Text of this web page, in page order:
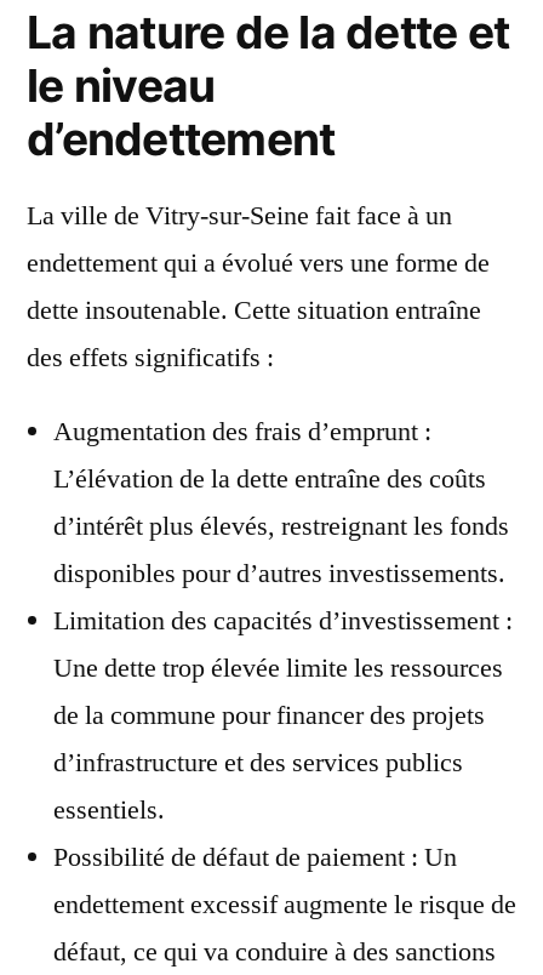
La nature de la dette et
le niveau
d’endettement
La ville de Vitry-sur-Seine fait face à un
endettement qui a évolué vers une forme de
dette insoutenable. Cette situation entraîne
des effets significatifs :
Augmentation des frais d’emprunt :
L’élévation de la dette entraîne des coûts
d’intérêt plus élevés, restreignant les fonds
disponibles pour d’autres investissements.
Limitation des capacités d’investissement :
Une dette trop élevée limite les ressources
de la commune pour financer des projets
d’infrastructure et des services publics
essentiels.
Possibilité de défaut de paiement : Un
endettement excessif augmente le risque de
défaut, ce qui va conduire à des sanctions